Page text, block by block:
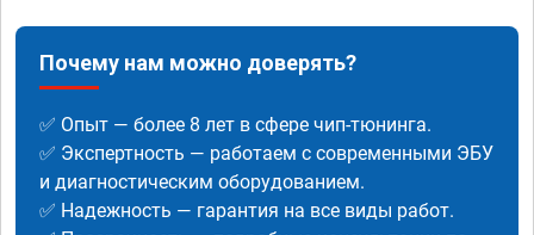
Почему нам можно доверять?
✅ Опыт — более 8 лет в сфере чип-тюнинга.
✅ Экспертность — работаем с современными ЭБУ
и диагностическим оборудованием.
✅ Надежность — гарантия на все виды работ.